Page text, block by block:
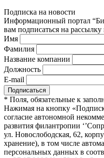
Подписка на новости
Информационный портал
вам подписаться на
Имя
Фамилия
Название компании
Должность
E-mail
* Поля, обязательные к
Нажимая на кнопку
согласие автономной
развития филантропии
ул. Новослободская, 62,
хранение), в том числе
персональных данных в